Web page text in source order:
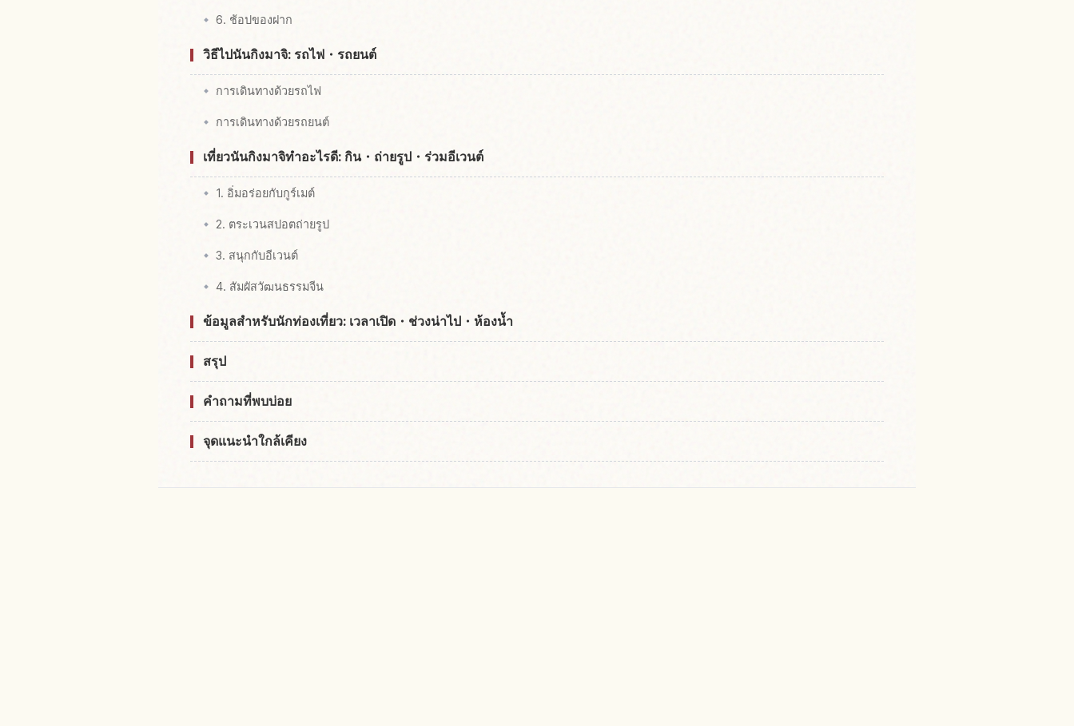
6. ช้อปของฝาก
วิธีไปนันกิงมาจิ: รถไฟ・รถยนต์
การเดินทางด้วยรถไฟ
การเดินทางด้วยรถยนต์
เที่ยวนันกิงมาจิทำอะไรดี: กิน・ถ่ายรูป・ร่วมอีเวนต์
1. อิ่มอร่อยกับกูร์เมต์
2. ตระเวนสปอตถ่ายรูป
3. สนุกกับอีเวนต์
4. สัมผัสวัฒนธรรมจีน
ข้อมูลสำหรับนักท่องเที่ยว: เวลาเปิด・ช่วงน่าไป・ห้องน้ำ
สรุป
คำถามที่พบบ่อย
จุดแนะนำใกล้เคียง